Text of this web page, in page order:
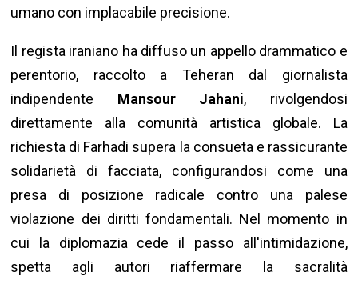
umano con implacabile precisione.
Il regista iraniano ha diffuso un appello drammatico e
perentorio, raccolto a Teheran dal giornalista
indipendente Mansour Jahani, rivolgendosi
direttamente alla comunità artistica globale. La
richiesta di Farhadi supera la consueta e rassicurante
solidarietà di facciata, configurandosi come una
presa di posizione radicale contro una palese
violazione dei diritti fondamentali. Nel momento in
cui la diplomazia cede il passo all'intimidazione,
spetta agli autori riaffermare la sacralità